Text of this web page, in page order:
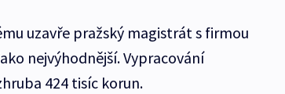
uzavře pražský magistrát s firmou
nejvýhodnější. Vypracování
424 tisíc korun.